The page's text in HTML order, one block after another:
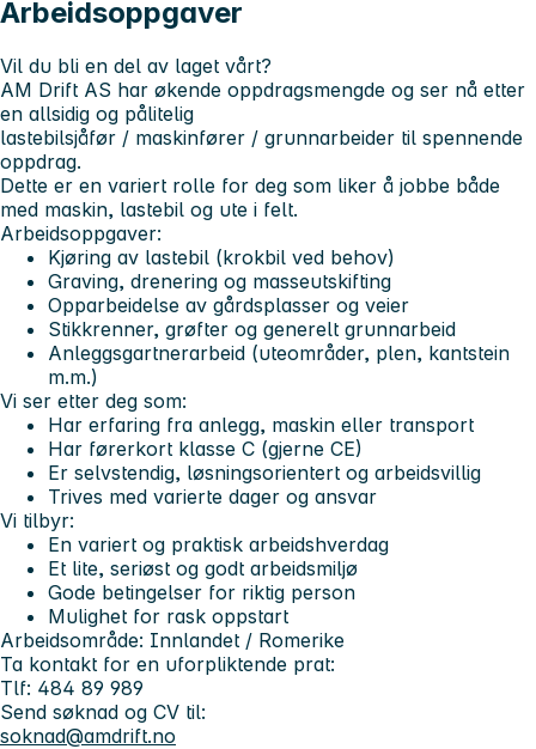
Arbeidsoppgaver
Vil du bli en del av laget vårt?
AM Drift AS har økende oppdragsmengde og ser nå etter
en allsidig og pålitelig
lastebilsjåfør / maskinfører / grunnarbeider til spennende
oppdrag.
Dette er en variert rolle for deg som liker å jobbe både
med maskin, lastebil og ute i felt.
Arbeidsoppgaver:
Kjøring av lastebil (krokbil ved behov)
Graving, drenering og masseutskifting
Opparbeidelse av gårdsplasser og veier
Stikkrenner, grøfter og generelt grunnarbeid
Anleggsgartnerarbeid (uteområder, plen, kantstein
m.m.)
Vi ser etter deg som:
Har erfaring fra anlegg, maskin eller transport
Har førerkort klasse C (gjerne CE)
Er selvstendig, løsningsorientert og arbeidsvillig
Trives med varierte dager og ansvar
Vi tilbyr:
En variert og praktisk arbeidshverdag
Et lite, seriøst og godt arbeidsmiljø
Gode betingelser for riktig person
Mulighet for rask oppstart
Arbeidsområde: Innlandet / Romerike
Ta kontakt for en uforpliktende prat:
Tlf: 484 89 989
Send søknad og CV til:
soknad@amdrift.no